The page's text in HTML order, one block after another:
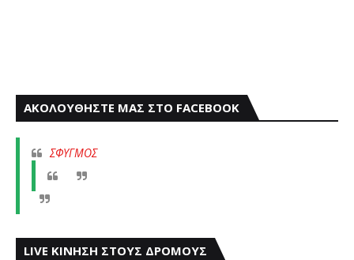
ΑΚΟΛΟΥΘΗΣΤΕ ΜΑΣ ΣΤΟ FACEBOOK
ΣΦΥΓΜΟΣ
LIVE ΚΙΝΗΣΗ ΣΤΟΥΣ ΔΡΟΜΟΥΣ